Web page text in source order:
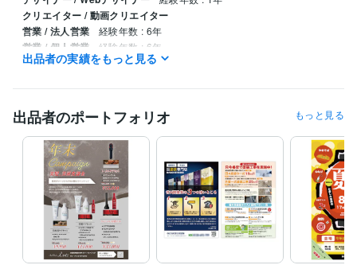
クリエイター / 動画クリエイター
営業 / 法人営業
経験年数 : 6年
営業 / 個人営業 経験年数 : 6年
株式会社インクルージョン 2015年3月 ~ 2023年2月
資格・検定
普通自動車第一種運転免許 取得年 : 1997年
ホームヘルパー2級 取得年 : 2013年
ビジネス・クリエイティブツール
Adobe Illustrator:20年Adobe Photoshop:20年WordPress:3年
Figma:0年
その他ツール
illustrator:20年
出品者の実績をもっと見る
出品者のポートフォリオ もっと見る